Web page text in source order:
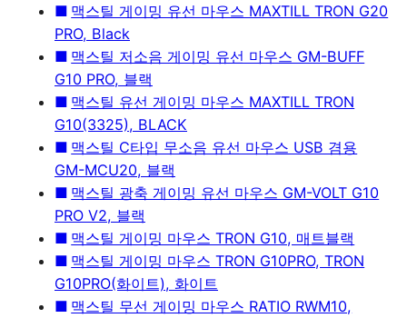
맥스틸 게이밍 유선 마우스 MAXTILL TRON G20
PRO, Black
맥스틸 저소음 게이밍 유선 마우스 GM-BUFF
G10 PRO, 블랙
맥스틸 유선 게이밍 마우스 MAXTILL TRON
G10(3325), BLACK
맥스틸 C타입 무소음 유선 마우스 USB 겸용
GM-MCU20, 블랙
맥스틸 광축 게이밍 유선 마우스 GM-VOLT G10
PRO V2, 블랙
맥스틸 게이밍 마우스 TRON G10, 매트블랙
맥스틸 게이밍 마우스 TRON G10PRO, TRON
G10PRO(화이트), 화이트
맥스틸 무선 게이밍 마우스 RATIO RWM10,